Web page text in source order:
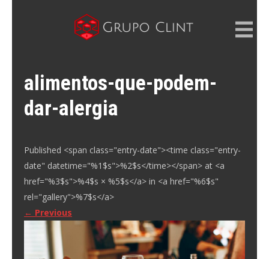
alimentos-que-podem-
dar-alergia
Published <span class="entry-date"><time class="entry-
date" datetime="%1$s">%2$s</time></span> at <a
href="%3$s">%4$s × %5$s</a> in <a href="%6$s"
rel="gallery">%7$s</a>
← Previous